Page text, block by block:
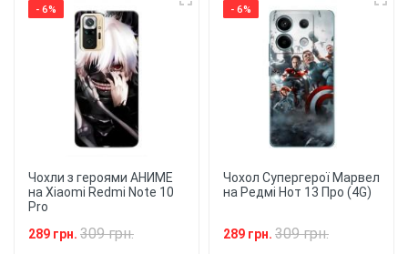
- 6%
Чохли з героями АНИМЕ
на Xiaomi Redmi Note 10
Pro
289 грн. 309 грн.
- 6%
Чохол Супергерої Марвел
на Редмі Нот 13 Про (4G)
289 грн. 309 грн.